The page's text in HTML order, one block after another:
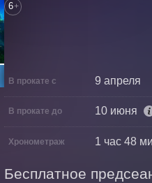
6+
В прокате с 9 апреля
В прокате до 10 июня
Хронометраж 1 час 48
Бесплатное